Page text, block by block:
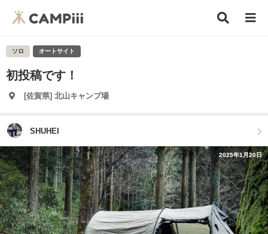
ソロ オートサイト
初投稿です！
[佐賀県] 北山キャンプ場
SHUHEI
2025年1月20日